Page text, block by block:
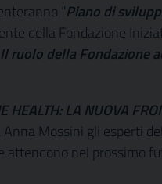
“Piano di
della Fondazione
Il ruolo della Fondazione
HEALTH: LA NUOVA
Mossini gli esperti
nel prossimo